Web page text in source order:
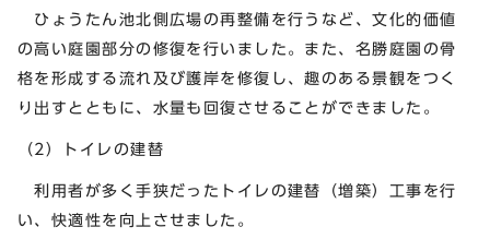
ひょうたん池北側広場の再整備を行うなど、文化的価値
の高い庭園部分の修復を行いました。また、名勝庭園の骨
格を形成する流れ及び護岸を修復し、趣のある景観をつく
り出すとともに、水量も回復させることができました。
（2）トイレの建替
利用者が多く手狭だったトイレの建替（増築）工事を行
い、快適性を向上させました。